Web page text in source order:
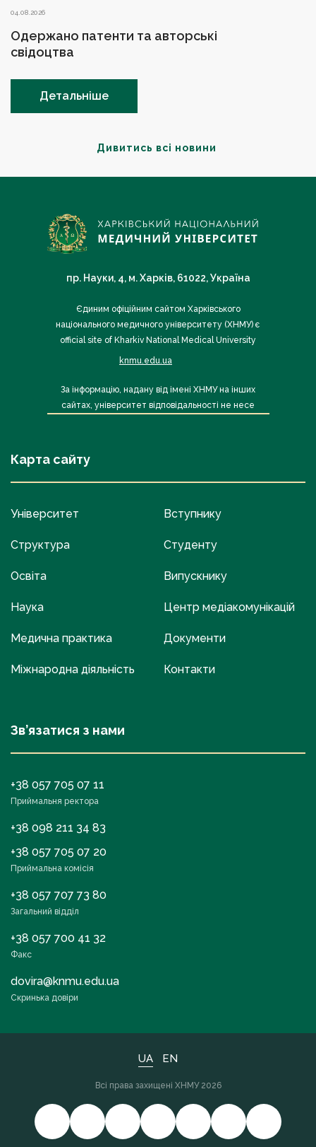
Дивитись всі новини
04.08.2026
Одержано патенти та авторські
свідоцтва
Детальніше
пр. Науки, 4, м. Харків, 61022, Україна
Єдиним офіційним сайтом Харківського
національного медичного університету (ХНМУ) є
official site of Kharkiv National Medical University
knmu.edu.ua
За інформацію, надану від імені ХНМУ на інших
сайтах, університет відповідальності не несе
Карта сайту
Університет
Структура
Освіта
Наука
Медична практика
Міжнародна діяльність
Вступнику
Студенту
Випускнику
Центр медіакомунікацій
Документи
Контакти
Зв’язатися з нами
+38 057 705 07 11
Приймальня ректора
+38 098 211 34 83
+38 057 705 07 20
Приймальна комісія
+38 057 707 73 80
Загальний відділ
+38 057 700 41 32
Факс
dovira@knmu.edu.ua
Скринька довіри
UA EN
Всі права захищені ХНМУ 2026